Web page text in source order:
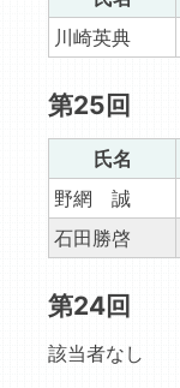
川崎英典
第25回
氏名
野網 誠
石田勝啓
第24回
該当者なし